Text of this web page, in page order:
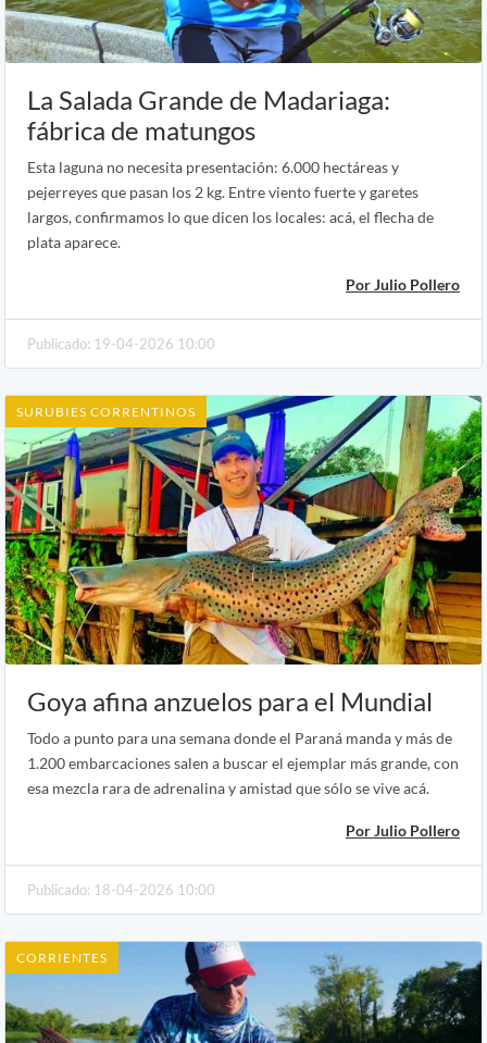
La Salada Grande de Madariaga:
fábrica de matungos
Esta laguna no necesita presentación: 6.000 hectáreas y
pejerreyes que pasan los 2 kg. Entre viento fuerte y garetes
largos, confirmamos lo que dicen los locales: acá, el flecha de
plata aparece.
Por Julio Pollero
Publicado: 19-04-2026 10:00
SURUBIES CORRENTINOS
Goya afina anzuelos para el Mundial
Todo a punto para una semana donde el Paraná manda y más de
1.200 embarcaciones salen a buscar el ejemplar más grande, con
esa mezcla rara de adrenalina y amistad que sólo se vive acá.
Por Julio Pollero
Publicado: 18-04-2026 10:00
CORRIENTES